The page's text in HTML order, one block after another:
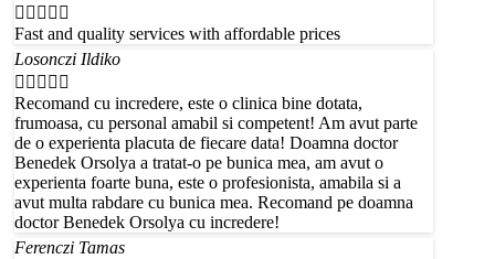
    
Fast and quality services with affordable prices
Losonczi Ildiko
    
Recomand cu incredere, este o clinica bine dotata,
frumoasa, cu personal amabil si competent! Am avut parte
de o experienta placuta de fiecare data! Doamna doctor
Benedek Orsolya a tratat-o pe bunica mea, am avut o
experienta foarte buna, este o profesionista, amabila si a
avut multa rabdare cu bunica mea. Recomand pe doamna
doctor Benedek Orsolya cu incredere!
Ferenczi Tamas